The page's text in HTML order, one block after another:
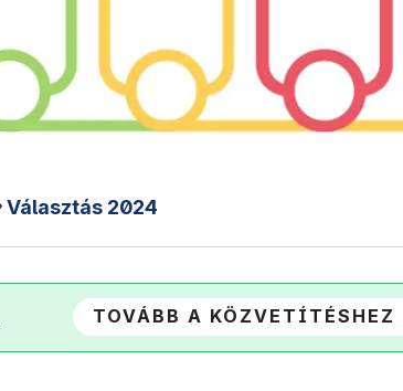
Választás 2024
TOVÁBB A KÖZVETÍTÉSHEZ